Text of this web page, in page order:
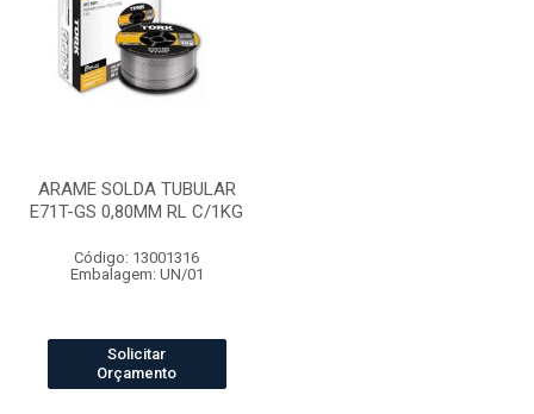
ARAME SOLDA TUBULAR
E71T-GS 0,80MM RL C/1KG
Código: 13001316
Embalagem: UN/01
Solicitar
Orçamento